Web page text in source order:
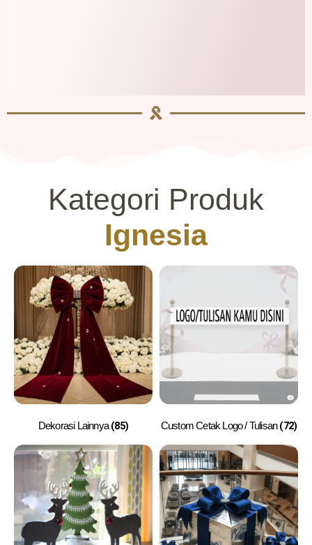
Kategori Produk
Ignesia
Dekorasi Lainnya(85) Custom Cetak Logo / Tulisan(72)